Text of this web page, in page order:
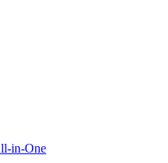
in-One